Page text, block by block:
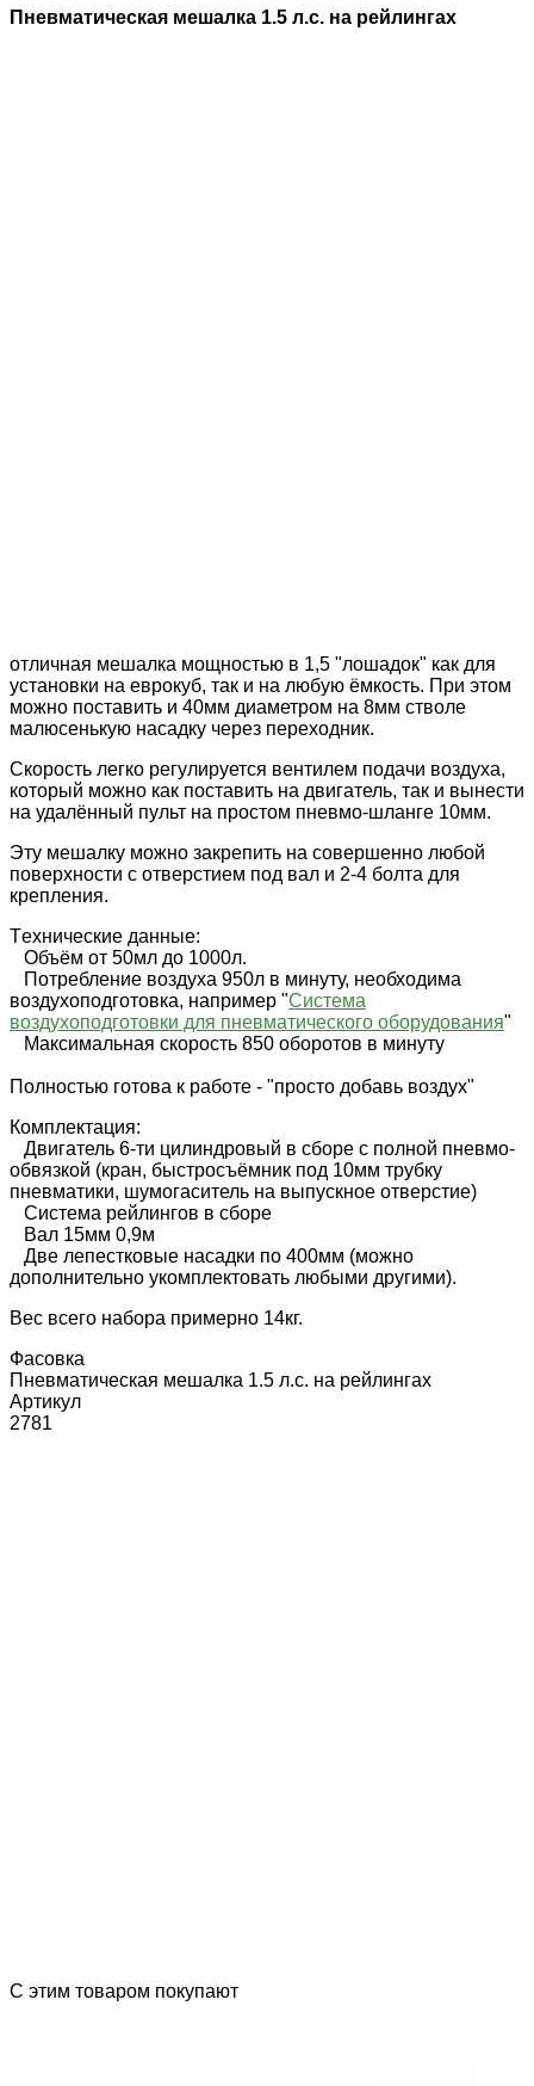
Пневматическая мешалка 1.5 л.с. на рейлингах
отличная мешалка мощностью в 1,5 "лошадок" как для
установки на еврокуб, так и на любую ёмкость. При этом
можно поставить и 40мм диаметром на 8мм стволе
малюсенькую насадку через переходник.
Скорость легко регулируется вентилем подачи воздуха,
который можно как поставить на двигатель, так и вынести
на удалённый пульт на простом пневмо-шланге 10мм.
Эту мешалку можно закрепить на совершенно любой
поверхности с отверстием под вал и 2-4 болта для
крепления.
Tехнические данные:
Объём от 50мл до 1000л.
Потребление воздуха 950л в минуту, необходима
воздухоподготовка, например "Система
воздухоподготовки для пневматического оборудования"
Максимальная скорость 850 оборотов в минуту
Полностью готова к работе - "просто добавь воздух"
Комплектация:
Двигатель 6-ти цилиндровый в сборе с полной пневмо-
обвязкой (кран, быстросъёмник под 10мм трубку
пневматики, шумогаситель на выпускное отверстие)
Система рейлингов в сборе
Вал 15мм 0,9м
Две лепестковые насадки по 400мм (можно
дополнительно укомплектовать любыми другими).
Вес всего набора примерно 14кг.
Фасовка
Пневматическая мешалка 1.5 л.с. на рейлингах
Артикул
2781
С этим товаром покупают